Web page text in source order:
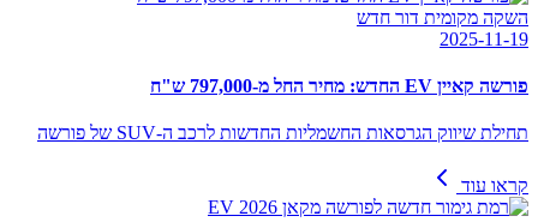
השקה מקומית דור חדש
2025-11-19
פורשה קאיין EV החדש: מחיר החל מ-797,000 ש"ח
תחילת שיווק הגרסאות החשמליות החדשות לרכב ה-SUV של פורשה
קראו עוד